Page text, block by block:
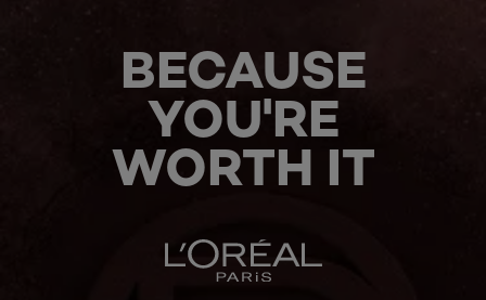
BECAUSE
YOU'RE
WORTH IT